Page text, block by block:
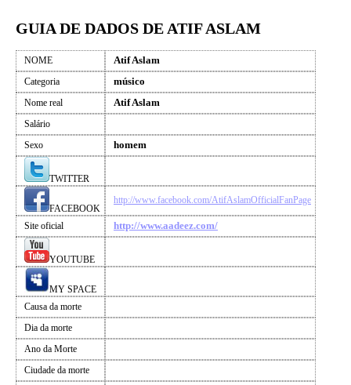
GUIA DE DADOS DE ATIF ASLAM
NOME Atif Aslam
Categoria músico
Nome real Atif Aslam
Salário
Sexo
homem
TWITTER
FACEBOOK
http://www.facebook.com/AtifAslamOfficialFanPage
Site oficial http://www.aadeez.com/
YOUTUBE
MY SPACE
Causa da morte
Dia da morte
Ano da Morte
Ciudade da morte